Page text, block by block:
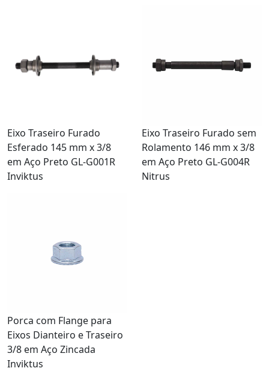
Eixo Traseiro Furado
Esferado 145 mm x 3/8
em Aço Preto GL-G001R
Inviktus
Eixo Traseiro Furado sem
Rolamento 146 mm x 3/8
em Aço Preto GL-G004R
Nitrus
Porca com Flange para
Eixos Dianteiro e Traseiro
3/8 em Aço Zincada
Inviktus